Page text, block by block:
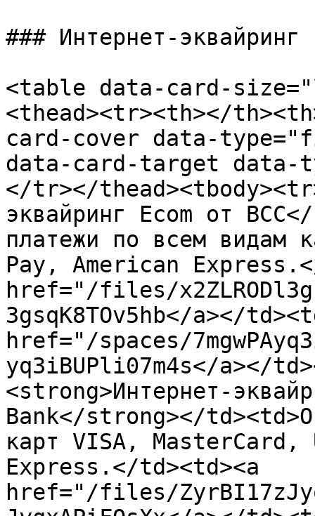
### Интернет-эквайринг
<table data-card-
<thead><tr><th></
card-cover data-
data-card-target data-
</tr></
эквайринг Ecom от
платежи по всем видам
Pay, American
href="/files/
3gsqK8TOv5hb</a></
href="/spaces/
yq3iBUPli07m4s</a></
<strong>Интернет-
Bank</strong></
карт VISA, MasterCard,
Express.</td><td><a
href="/files/